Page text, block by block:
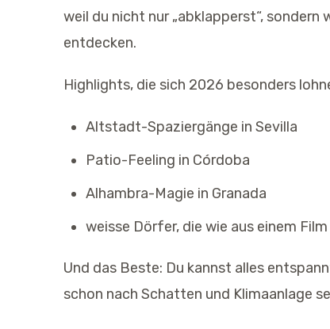
weil du nicht nur „abklapperst“, sondern
entdecken.
Highlights, die sich 2026 besonders
Altstadt-Spaziergänge in Sevilla
Patio-Feeling in Córdoba
Alhambra-Magie in Granada
weisse Dörfer, die wie aus einem
Und das Beste: Du kannst alles
schon nach Schatten und Klimaanlage